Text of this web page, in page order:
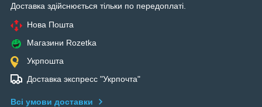
Доставка здійснюється тільки по передоплаті.
Нова Пошта
Магазини Rozetka
Укрпошта
Доставка экспресс "Укрпочта"
Всі умови доставки